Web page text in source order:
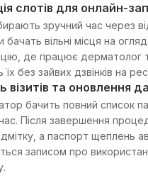
слотів для онлайн-
зручний час через
бачать вільні місця на
де працює дерматолог
без зайвих дзвінків на
візитів та оновлення
бачить повний список
Після завершення
а паспорт щеплень
записом про